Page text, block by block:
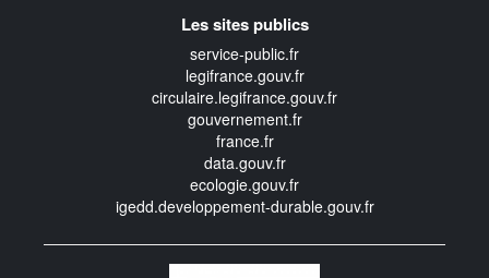
Les sites publics
service-public.fr
legifrance.gouv.fr
circulaire.legifrance.gouv.fr
gouvernement.fr
france.fr
data.gouv.fr
ecologie.gouv.fr
igedd.developpement-durable.gouv.fr